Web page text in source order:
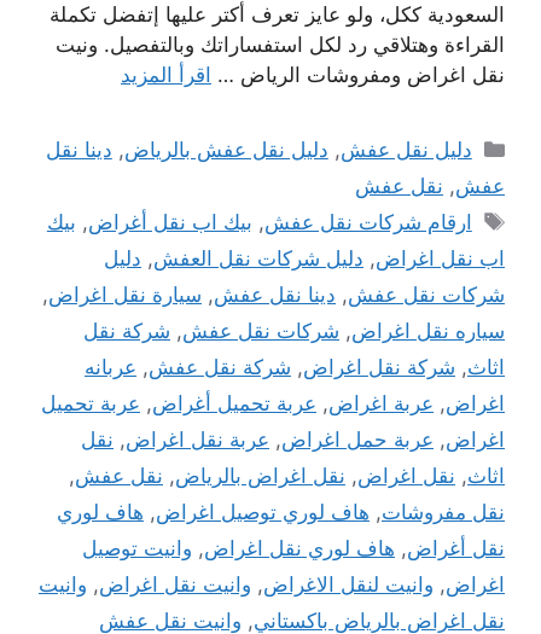
السعودية ككل، ولو عايز تعرف أكتر عليها إتفضل تكملة
القراءة وهتلاقي رد لكل استفساراتك وبالتفصيل. ونيت
نقل اغراض ومفروشات الرياض … اقرأ المزيد
التصنيفات
دليل نقل عفش, دليل نقل عفش بالرياض, دينا نقل
عفش, نقل عفش
الوسوم
ارقام شركات نقل عفش, بيك اب نقل أغراض, بيك
اب نقل اغراض, دليل شركات نقل العفش, دليل
شركات نقل عفش, دينا نقل عفش, سيارة نقل اغراض,
سياره نقل اغراض, شركات نقل عفش, شركة نقل
اثاث, شركة نقل اغراض, شركة نقل عفش, عربانه
اغراض, عربة اغراض, عربة تحميل أغراض, عربة تحميل
اغراض, عربة حمل اغراض, عربة نقل اغراض, نقل
اثاث, نقل اغراض, نقل اغراض بالرياض, نقل عفش,
نقل مفروشات, هاف لوري توصيل اغراض, هاف لوري
نقل أغراض, هاف لوري نقل اغراض, وانيت توصيل
اغراض, وانيت لنقل الاغراض, وانيت نقل اغراض, وانيت
نقل اغراض بالرياض باكستاني, وانيت نقل عفش